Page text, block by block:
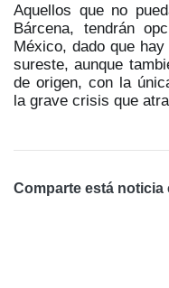
Aquellos que no
Bárcena, tendrán
México, dado que
sureste, aunque
de origen, con la
la grave crisis que
Comparte está noticia